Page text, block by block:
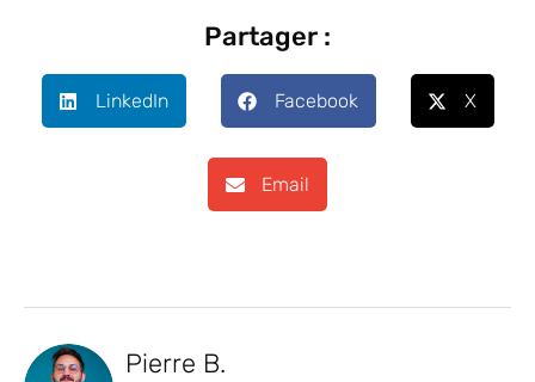
Partager :
LinkedIn Facebook X
Email
Pierre B.